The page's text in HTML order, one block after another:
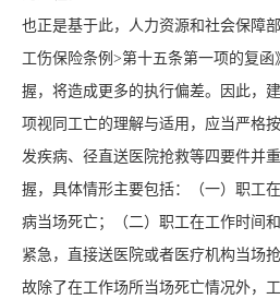
也正是基于此，人力资源和社会保障
工伤保险条例>第十五条第一项的复
握，将造成更多的执行偏差。因此，
项视同工亡的理解与适用，应当严格
发疾病、径直送医院抢救等四要件并
握，具体情形主要包括：（一）职工
病当场死亡；（二）职工在工作时间
紧急，直接送医院或者医疗机构当场
故除了在工作场所当场死亡情况外，